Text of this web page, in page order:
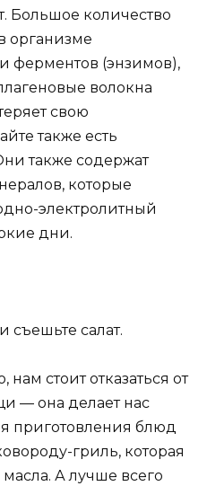
Большое количество
организме
ферментов (энзимов),
волокна
свою
также есть
также содержат
которые
электролитный
дни.
съешьте салат.
нам стоит отказаться от
— она делает нас
приготовления блюд
гриль, которая
А лучше всего